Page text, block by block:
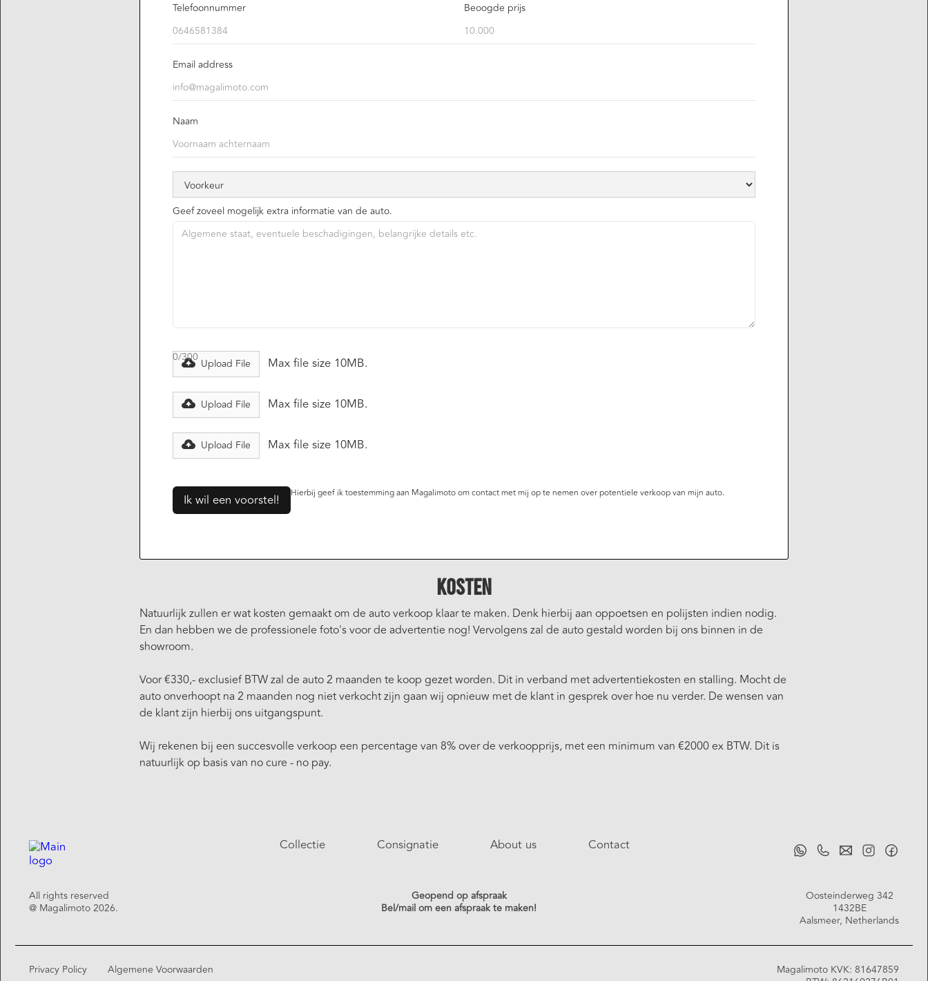
Telefoonnummer Beoogde prijs
Email address
Naam
Geef zoveel mogelijk extra informatie van de auto.
0/300 Upload File Max file size 10MB.
Upload File Max file size 10MB.
Upload File Max file size 10MB.
Hierbij geef ik toestemming aan Magalimoto om contact met mij op te nemen over potentiele verkoop van mijn auto.
Kosten
Natuurlijk zullen er wat kosten gemaakt om de auto verkoop klaar te maken. Denk hierbij aan oppoetsen en polijsten indien nodig.
En dan hebben we de professionele foto's voor de advertentie nog! Vervolgens zal de auto gestald worden bij ons binnen in de
showroom.
Voor €330,- exclusief BTW zal de auto 2 maanden te koop gezet worden. Dit in verband met advertentiekosten en stalling. Mocht de
auto onverhoopt na 2 maanden nog niet verkocht zijn gaan wij opnieuw met de klant in gesprek over hoe nu verder. De wensen van
de klant zijn hierbij ons uitgangspunt.
Wij rekenen bij een succesvolle verkoop een percentage van 8% over de verkoopprijs, met een minimum van €2000 ex BTW. Dit is
natuurlijk op basis van no cure - no pay.
Collectie Consignatie About us Contact
All rights reserved
@ Magalimoto 2026.
Geopend op afspraak
Bel/mail om een afspraak te maken!
Oosteinderweg 342
1432BE
Aalsmeer, Netherlands
Privacy Policy Algemene Voorwaarden
Magalimoto KVK: 81647859